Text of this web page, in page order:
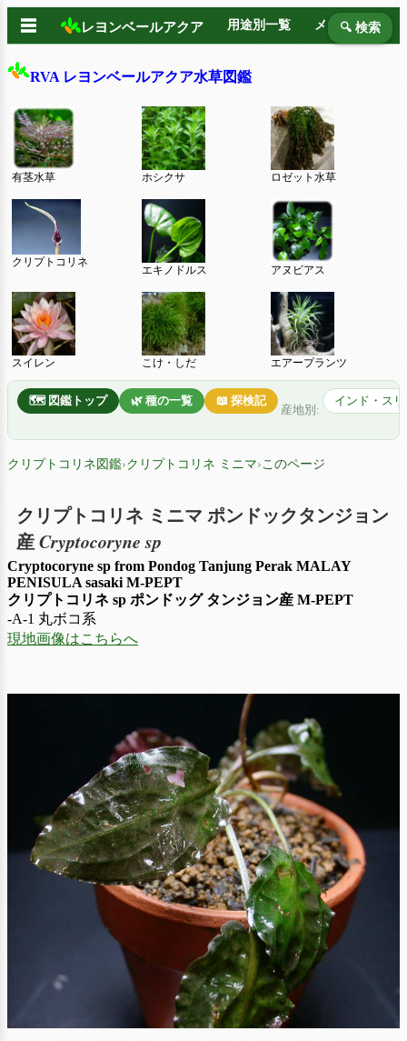
☰ レヨンベールアクア 用途別一覧 メーカー別
🔍 検索
RVA レヨンベールアクア水草図鑑
有茎水草 ホシクサ ロゼット水草
クリプトコリネ
エキノドルス アヌビアス
スイレン こけ・しだ エアープランツ
🗺️ 図鑑トップ 🌿 種の一覧 📖 探検記
産地別:
インド・ス
クリプトコリネ図鑑›クリプトコリネ ミニマ›このページ
クリプトコリネ ミニマ ポンドックタンジョン
産 Cryptocoryne sp
Cryptocoryne sp from Pondog Tanjung Perak MALAY
PENISULA sasaki M-PEPT
クリプトコリネ sp ポンドッグ タンジョン産 M-PEPT
-A-1 丸ボコ系
現地画像はこちらへ